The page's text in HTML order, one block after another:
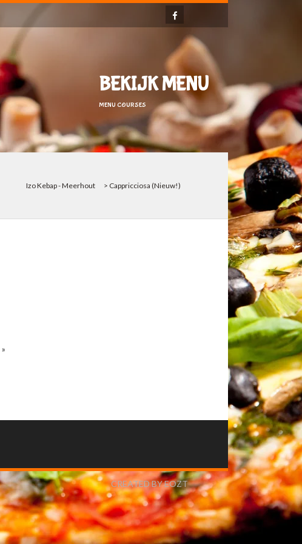
BEKIJK MENU
MENU COURSES
Izo Kebap - Meerhout > Cappricciosa (Nieuw!)
»
CREATED BY EOZT